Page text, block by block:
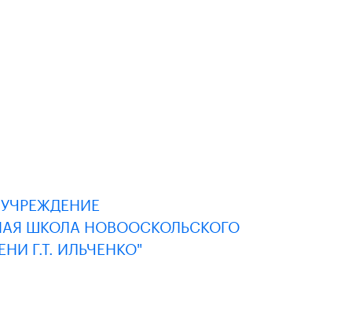
ШКОЛА НОВООСКОЛЬСКОГО
Г.Т. ИЛЬЧЕНКО"